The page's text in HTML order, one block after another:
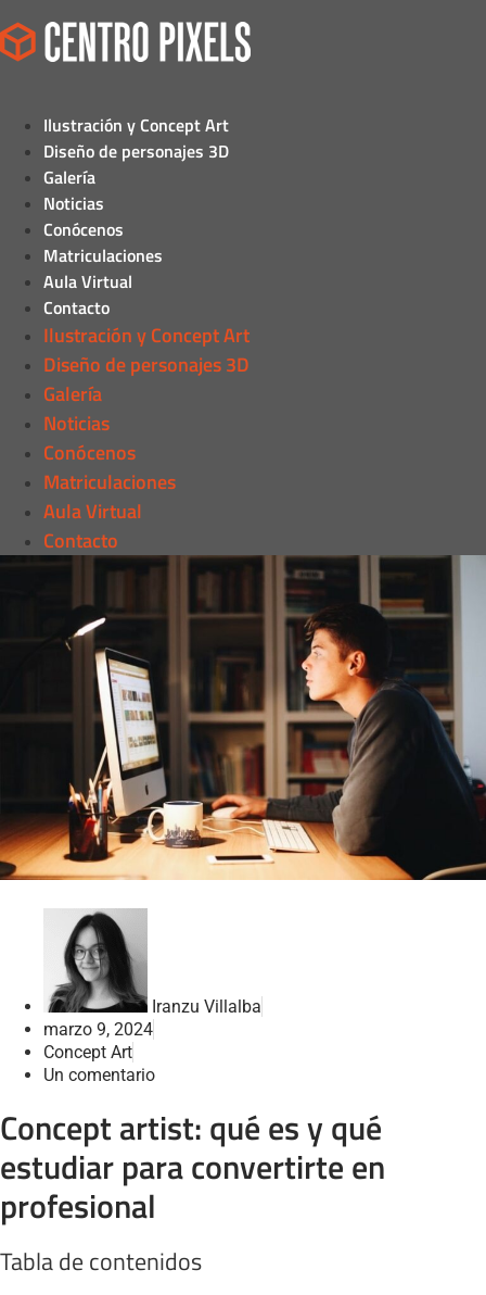
Ilustración y Concept Art
Diseño de personajes 3D
Galería
Noticias
Conócenos
Matriculaciones
Aula Virtual
Contacto
Ilustración y Concept Art
Diseño de personajes 3D
Galería
Noticias
Conócenos
Matriculaciones
Aula Virtual
Contacto
Iranzu Villalba
marzo 9, 2024
Concept Art
Un comentario
Concept artist: qué es y qué
estudiar para convertirte en
profesional
Tabla de contenidos